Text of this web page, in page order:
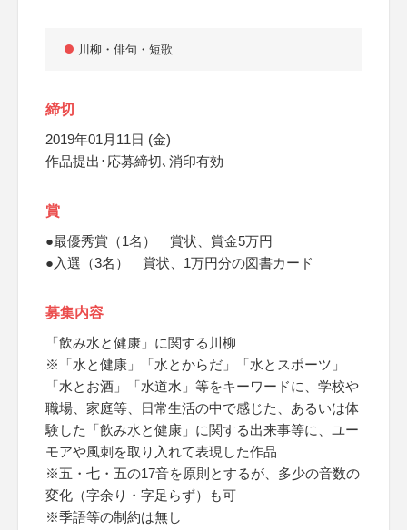
川柳・俳句・短歌
締切
2019年01月11日 (金)
作品提出･応募締切､消印有効
賞
●最優秀賞（1名） 賞状、賞金5万円
●入選（3名） 賞状、1万円分の図書カード
募集内容
「飲み水と健康」に関する川柳
※「水と健康」「水とからだ」「水とスポーツ」
「水とお酒」「水道水」等をキーワードに、学校や
職場、家庭等、日常生活の中で感じた、あるいは体
験した「飲み水と健康」に関する出来事等に、ユー
モアや風刺を取り入れて表現した作品
※五・七・五の17音を原則とするが、多少の音数の
変化（字余り・字足らず）も可
※季語等の制約は無し